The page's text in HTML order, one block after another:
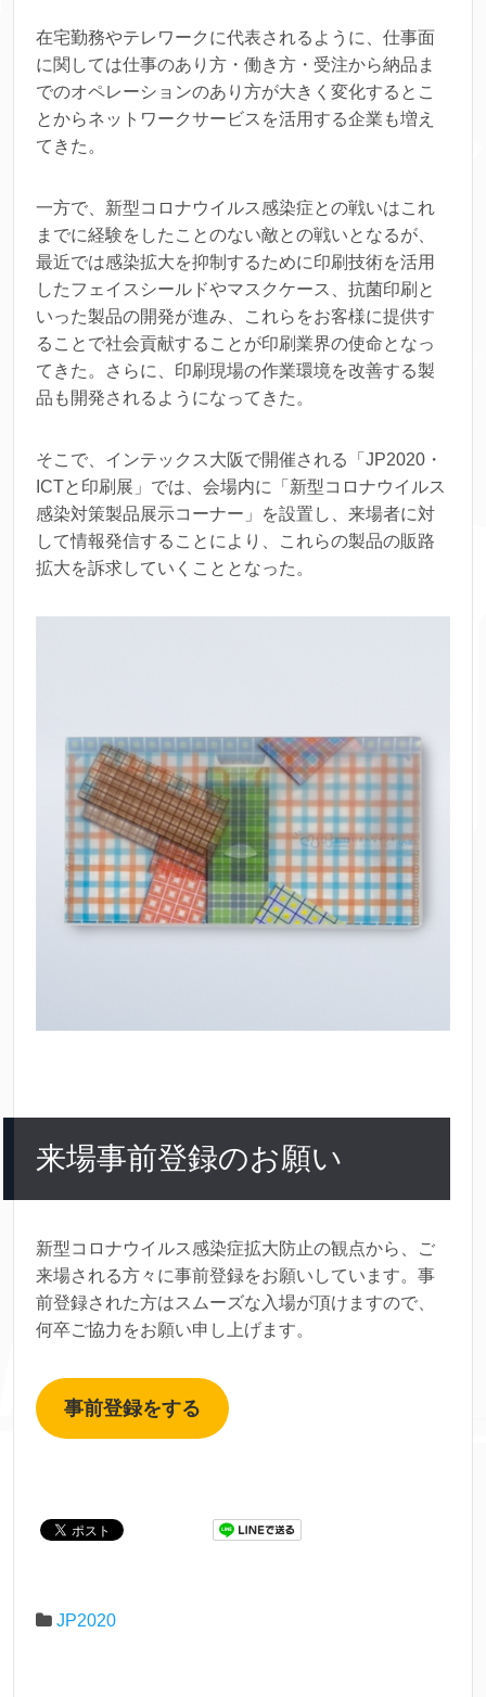
在宅勤務やテレワークに代表されるように、仕事面
に関しては仕事のあり方・働き方・受注から納品ま
でのオペレーションのあり方が大きく変化するとこ
とからネットワークサービスを活用する企業も増え
てきた。
一方で、新型コロナウイルス感染症との戦いはこれ
までに経験をしたことのない敵との戦いとなるが、
最近では感染拡大を抑制するために印刷技術を活用
したフェイスシールドやマスクケース、抗菌印刷と
いった製品の開発が進み、これらをお客様に提供す
ることで社会貢献することが印刷業界の使命となっ
てきた。さらに、印刷現場の作業環境を改善する製
品も開発されるようになってきた。
そこで、インテックス大阪で開催される「JP2020・
ICTと印刷展」では、会場内に「新型コロナウイルス
感染対策製品展示コーナー」を設置し、来場者に対
して情報発信することにより、これらの製品の販路
拡大を訴求していくこととなった。
来場事前登録のお願い
新型コロナウイルス感染症拡大防止の観点から、ご
来場される方々に事前登録をお願いしています。事
前登録された方はスムーズな入場が頂けますので、
何卒ご協力をお願い申し上げます。
事前登録をする
JP2020